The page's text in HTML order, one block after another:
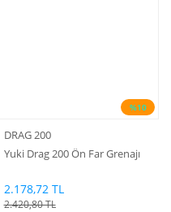
%10
DRAG 200
Yuki Drag 200 Ön Far Grenajı
2.178,72 TL
2.420,80 TL